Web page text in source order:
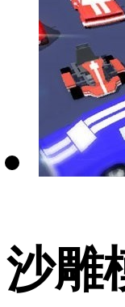
沙雕